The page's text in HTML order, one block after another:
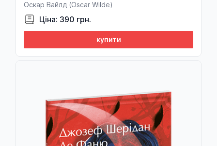
Оскар Вайлд (Oscar Wilde)
Ціна: 390 грн.
купити